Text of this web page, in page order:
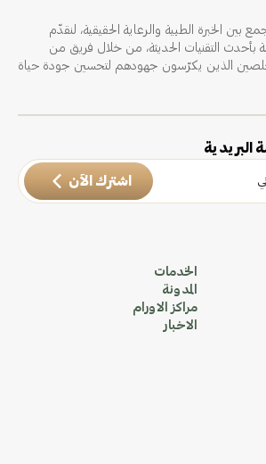
الخبرة الطبية والرعاية الحقيقية، لنقدّم
التقنيات الحديثة، من خلال فريق من
الذين يكرّسون جهودهم لتحسين جودة حياة
البريدية
اشترك الآن
الخدمات
المدونة
مراكز الاورام
الاخبار